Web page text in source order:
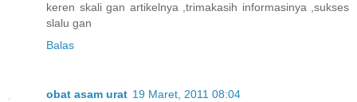
keren skali gan artikelnya ,trimakasih informasinya ,sukses
slalu gan
Balas
obat asam urat 19 Maret, 2011 08:04